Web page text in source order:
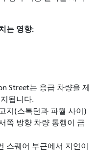
는 영향:
Street는 응급 차량을 제
됩니다.
지(스톡턴과 파월 사이)
쪽 방향 차량 통행이 금
스퀘어 부근에서 지연이